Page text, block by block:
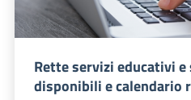
Rette servizi educativi
disponibili e calendario